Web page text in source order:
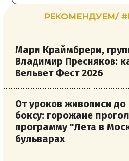
РЕКОМЕНДУЕМ/
Мари Краймбрери,
Владимир Пресняков:
Вельвет Фест 2026
От уроков живописи до
боксу: горожане
программу "Лета в
бульварах